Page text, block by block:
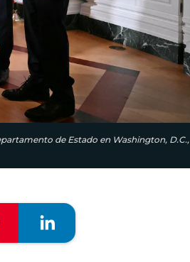
de Estado en Washington,